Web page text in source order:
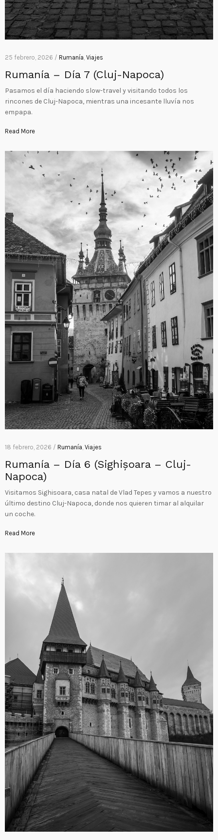
25 febrero, 2026 / Rumanía Viajes
Rumanía – Día 7 (Cluj-Napoca)
Pasamos el día haciendo slow-travel y visitando todos los
rincones de Cluj-Napoca, mientras una incesante lluvía nos
empapa.
Read More
18 febrero, 2026 / Rumanía, Viajes
Rumanía – Día 6 (Sighișoara – Cluj-
Napoca)
Visitamos Sighisoara, casa natal de Vlad Tepes y vamos a nuestro
último destino Cluj-Napoca, donde nos quieren timar al alquilar
un coche.
Read More